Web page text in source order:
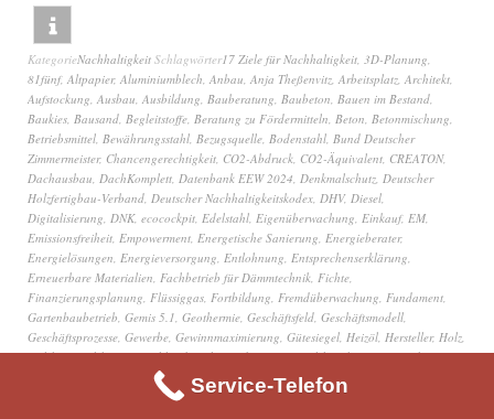
KategorieNachhaltigkeit Schlagwörter17 Ziele für Nachhaltigkeit, 3D-Planung,
81fünf, Altpapier, Aluminiumblech, Anbau, Anja Theßenvitz, Arbeitsplatz, Architekt,
Aufstockung, Ausbau, Ausbildung, Bauberatung, Baubeton, Bauen im Bestand,
Baukies, Bausand, Begleitstoffe, Beratung zu Fördermitteln, Beton, Betonmischung,
Betriebsmittel, Bewährungsstahl, Bezugsquelle, Bodenstahl, Bund Deutscher
Zimmermeister, Chancengerechtigkeit, CO2-Abdruck, CO2-Äquivalent, CREATON,
Dachausbau, DachKomplett, Datenbank EEW 2024, Denkmalschutz, Deutscher
Holzfertigbau-Verband, Deutscher Nachhaltigkeitskodex, DHV, Diesel,
Digitalisierung, DNK, ecocockpit, Edelstahl, Eigenüberwachung, Einkauf, EM,
Emissionsfreiheit, Empowerment, Energetische Sanierung, Energieberater,
Energielösungen, Energieversorgung, Entlohnung, Entsprechenserklärung,
Erneuerbare Materialien, Fachbetrieb für Dämmtechnik, Fichte,
Finanzierungsplanung, Flüssiggas, Fortbildung, Fremdüberwachung, Fundament,
Gartenbaubetrieb, Gemis 5.1, Geothermie, Geschäftsfeld, Geschäftsmodell,
Geschäftsprozesse, Gewerbe, Gewinnmaximierung, Gütesiegel, Heizöl, Hersteller, Holz,
Holzbau,Holzbau Deutschland,Holzfaserdämmung,Holzhausbau,Infrastruktur,
Innovation und Infrastruktur , IT-Dienstleister,
klimaneutral wirtschaften, Klimaneutraler Betrieb
Service-Telefon